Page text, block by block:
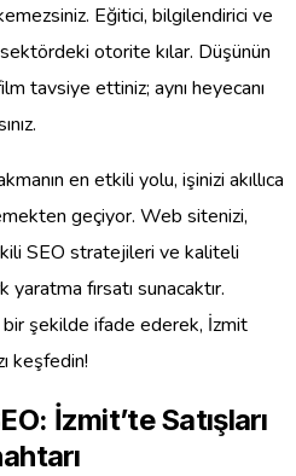
Eğitici, bilgilendirici ve
otorite kılar. Düşünün
tavsiye ettiniz; aynı heyecanı
en etkili yolu, işinizi akıllıca
geçiyor. Web sitenizi,
SEO stratejileri ve kaliteli
fırsatı sunacaktır.
şekilde ifade ederek, İzmit
keşfedin!
İzmit’te Satışları